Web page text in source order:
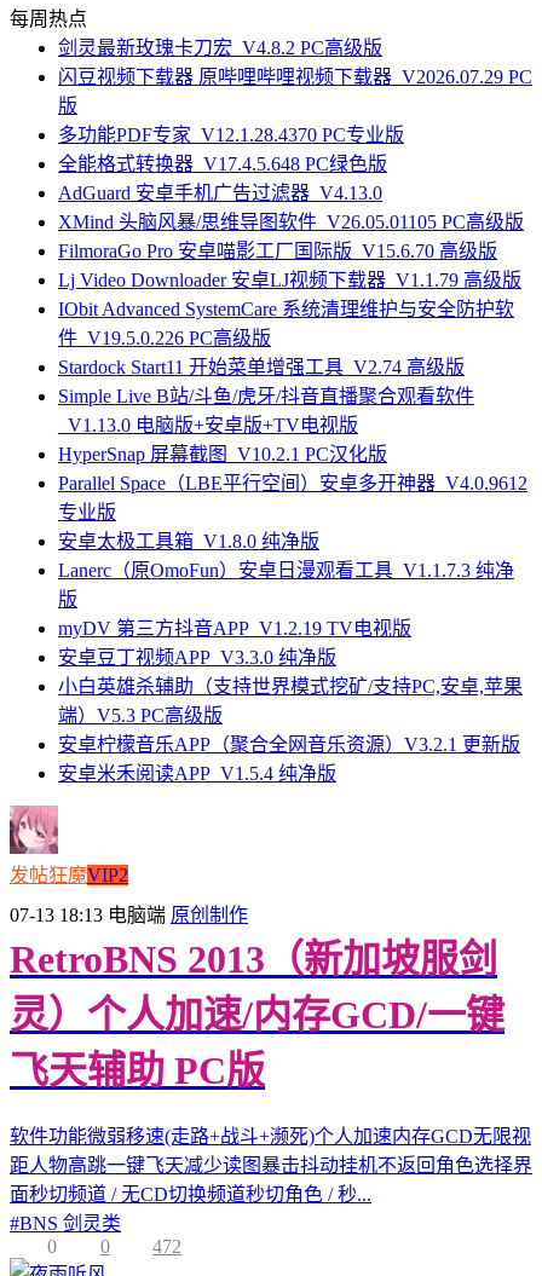
每周热点
剑灵最新玫瑰卡刀宏_V4.8.2 PC高级版
闪豆视频下载器 原哔哩哔哩视频下载器_V2026.07.29 PC
版
多功能PDF专家_V12.1.28.4370 PC专业版
全能格式转换器_V17.4.5.648 PC绿色版
AdGuard 安卓手机广告过滤器_V4.13.0
XMind 头脑风暴/思维导图软件_V26.05.01105 PC高级版
FilmoraGo Pro 安卓喵影工厂国际版_V15.6.70 高级版
Lj Video Downloader 安卓LJ视频下载器_V1.1.79 高级版
IObit Advanced SystemCare 系统清理维护与安全防护软
件_V19.5.0.226 PC高级版
Stardock Start11 开始菜单增强工具_V2.74 高级版
Simple Live B站/斗鱼/虎牙/抖音直播聚合观看软件
_V1.13.0 电脑版+安卓版+TV电视版
HyperSnap 屏幕截图_V10.2.1 PC汉化版
Parallel Space（LBE平行空间）安卓多开神器_V4.0.9612
专业版
安卓太极工具箱_V1.8.0 纯净版
Lanerc（原OmoFun）安卓日漫观看工具_V1.1.7.3 纯净
版
myDV 第三方抖音APP_V1.2.19 TV电视版
安卓豆丁视频APP_V3.3.0 纯净版
小白英雄杀辅助（支持世界模式挖矿/支持PC,安卓,苹果
端）V5.3 PC高级版
安卓柠檬音乐APP（聚合全网音乐资源）V3.2.1 更新版
安卓米禾阅读APP_V1.5.4 纯净版
发帖狂魔VIP2
07-13 18:13 电脑端 原创制作
RetroBNS 2013（新加坡服剑
灵）个人加速/内存GCD/一键
飞天辅助 PC版
软件功能微弱移速(走路+战斗+濒死)个人加速内存GCD无限视
距人物高跳一键飞天减少读图暴击抖动挂机不返回角色选择界
面秒切频道 / 无CD切换频道秒切角色 / 秒...
#BNS 剑灵类
0
0 472